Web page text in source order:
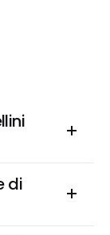
di